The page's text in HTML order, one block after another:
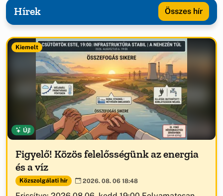
Hírek Összes hír
Kiemelt
Új!
Figyelő! Közös felelősségünk az energia
és a víz
Közszolgálati hír 2026. 08. 06 18:48